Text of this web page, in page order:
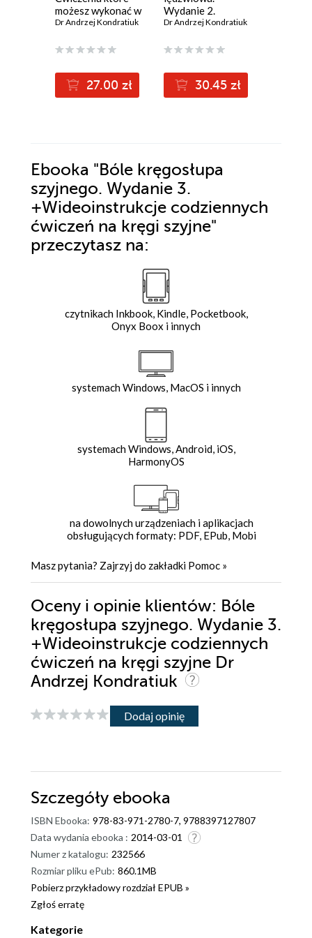
możesz wykonać w
domu
Dr Andrzej Kondratiuk
27.00 zł
Wydanie 2.
Ćwiczenia na
dysków
Dr Andrzej Kondratiuk
30.45 zł
Ebooka "Bóle kręgosłupa
szyjnego. Wydanie 3.
+Wideoinstrukcje codziennych
ćwiczeń na kręgi szyjne"
przeczytasz na:
czytnikach Inkbook, Kindle, Pocketbook,
Onyx Boox i innych
systemach Windows, MacOS i innych
systemach Windows, Android, iOS,
HarmonyOS
na dowolnych urządzeniach i aplikacjach
obsługujących formaty: PDF, EPub, Mobi
Masz pytania? Zajrzyj do zakładki Pomoc »
Oceny i opinie klientów: Bóle
kręgosłupa szyjnego. Wydanie 3.
+Wideoinstrukcje codziennych
ćwiczeń na kręgi szyjne Dr
Andrzej Kondratiuk
Dodaj opinię
Szczegóły ebooka
ISBN Ebooka: 978-83-971-2780-7, 9788397127807
Data wydania ebooka : 2014-03-01
Numer z katalogu: 232566
Rozmiar pliku ePub: 860.1MB
Pobierz przykładowy rozdział EPUB »
Zgłoś erratę
Kategorie